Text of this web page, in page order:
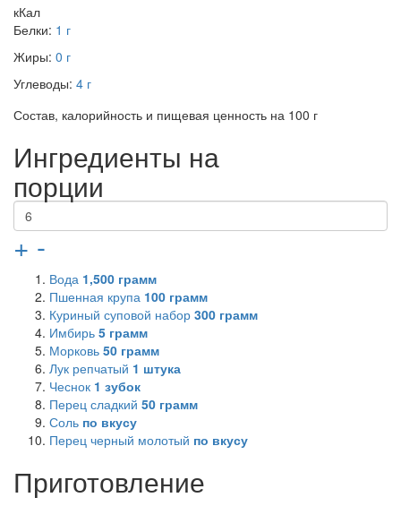
кКал
Белки: 1 г
Жиры: 0 г
Углеводы: 4 г
Состав, калорийность и пищевая ценность на 100 г
Ингредиенты на
порции
+ -
Вода 1,500 грамм
Пшенная крупа 100 грамм
Куриный суповой набор 300 грамм
Имбирь 5 грамм
Морковь 50 грамм
Лук репчатый 1 штука
Чеснок 1 зубок
Перец сладкий 50 грамм
Соль по вкусу
Перец черный молотый по вкусу
Приготовление